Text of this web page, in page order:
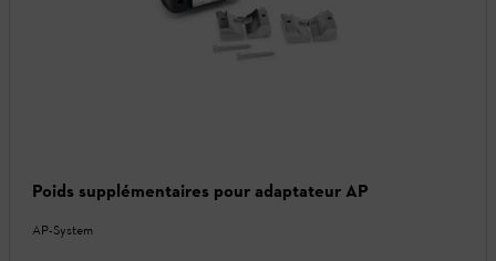
Poids supplémentaires pour adaptateur AP
AP-System